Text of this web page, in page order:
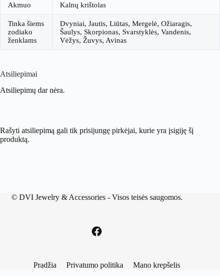
Akmuo Kalnų krištolas
Tinka šiems
zodiako
ženklams
Dvyniai, Jautis, Liūtas, Mergelė, Ožiaragis,
Šaulys, Skorpionas, Svarstyklės, Vandenis,
Vėžys, Žuvys, Avinas
Atsiliepimai
Atsiliepimų dar nėra.
Rašyti atsiliepimą gali tik prisijungę pirkėjai, kurie yra įsigiję šį
produktą.
© DVI Jewelry & Accessories- Visos teisės saugomos.
Pradžia Privatumo politika Mano krepšelis